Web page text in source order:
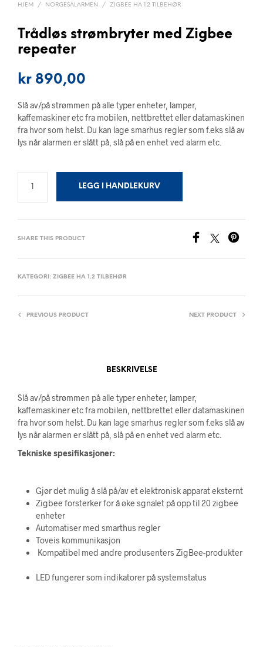
HJEM / NORGESALARMEN / ZIGBEE HA 1.2 TILBEHØR
Trådløs strømbryter med Zigbee
repeater
kr 890,00
Slå av/på strømmen på alle typer enheter, lamper,
kaffemaskiner etc fra mobilen, nettbrettet eller datamaskinen
fra hvor som helst. Du kan lage smarhus regler som f.eks slå av
lys når alarmen er slått på, slå på en enhet ved alarm etc.
LEGG I HANDLEKURV
SHARE THIS PRODUCT
KATEGORI: ZIGBEE HA 1.2 TILBEHØR
PREVIOUS PRODUCT NEXT PRODUCT
BESKRIVELSE
Slå av/på strømmen på alle typer enheter, lamper,
kaffemaskiner etc fra mobilen, nettbrettet eller datamaskinen
fra hvor som helst. Du kan lage smarhus regler som f.eks slå av
lys når alarmen er slått på, slå på en enhet ved alarm etc.
Tekniske spesifikasjoner:
Gjør det mulig å slå på/av et elektronisk apparat eksternt
Zigbee forsterker for å øke sgnalet på opp til 20 zigbee
enheter
Automatiser med smarthus regler
Toveis kommunikasjon
Kompatibel med andre produsenters ZigBee-produkter
LED fungerer som indikatorer på systemstatus